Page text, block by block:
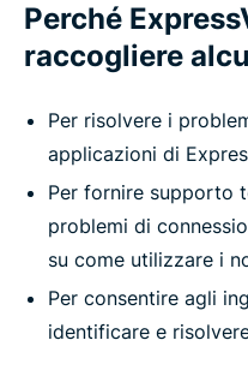
Perché
raccogliere
Per risolvere i
applicazioni di
Per fornire supporto
problemi di
su come utilizzare i
Per consentire agli
identificare e